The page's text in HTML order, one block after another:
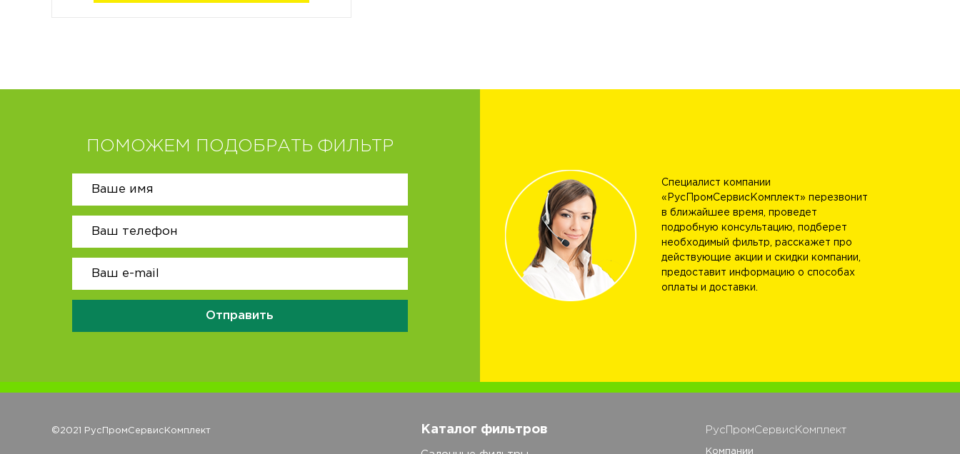
ПОМОЖЕМ ПОДОБРАТЬ ФИЛЬТР
Отправить
Специалист компании
«РусПромСервисКомплект» перезвонит
в ближайшее время, проведет
подробную консультацию, подберет
необходимый фильтр, расскажет про
действующие акции и скидки компании,
предоставит информацию о способах
оплаты и доставки.
©2021 РусПромСервисКомплект Каталог фильтров РусПромСервисКомплект
Компании